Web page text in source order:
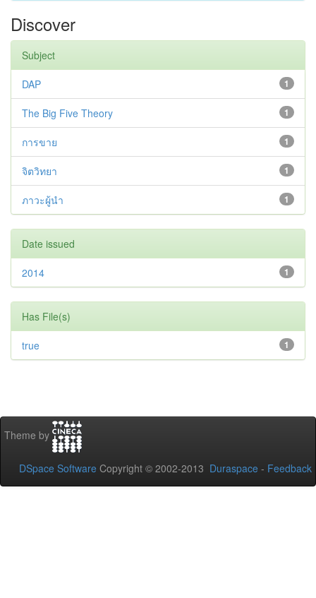
Discover
Subject
1
DAP
1
The Big Five Theory
1
การขาย
1
จิตวิทยา
1
ภาวะผู้นำ
Date issued
1
2014
Has File(s)
1
true
Theme by
DSpace Software Copyright © 2002-2013 Duraspace - Feedback